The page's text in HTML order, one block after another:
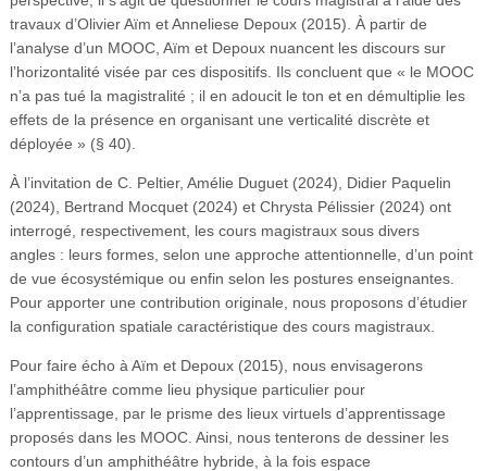
travaux d’Olivier Aïm et Anneliese Depoux (2015). À partir de
l’analyse d’un MOOC, Aïm et Depoux nuancent les discours sur
l’horizontalité visée par ces dispositifs. Ils concluent que « le MOOC
n’a pas tué la magistralité ; il en adoucit le ton et en démultiplie les
effets de la présence en organisant une verticalité discrète et
déployée » (§ 40).
À l’invitation de C. Peltier, Amélie Duguet (2024), Didier Paquelin
(2024), Bertrand Mocquet (2024) et Chrysta Pélissier (2024) ont
interrogé, respectivement, les cours magistraux sous divers
angles : leurs formes, selon une approche attentionnelle, d’un point
de vue écosystémique ou enfin selon les postures enseignantes.
Pour apporter une contribution originale, nous proposons d’étudier
la configuration spatiale caractéristique des cours magistraux.
Pour faire écho à Aïm et Depoux (2015), nous envisagerons
l’amphithéâtre comme lieu physique particulier pour
l’apprentissage, par le prisme des lieux virtuels d’apprentissage
proposés dans les MOOC. Ainsi, nous tenterons de dessiner les
contours d’un amphithéâtre hybride, à la fois espace